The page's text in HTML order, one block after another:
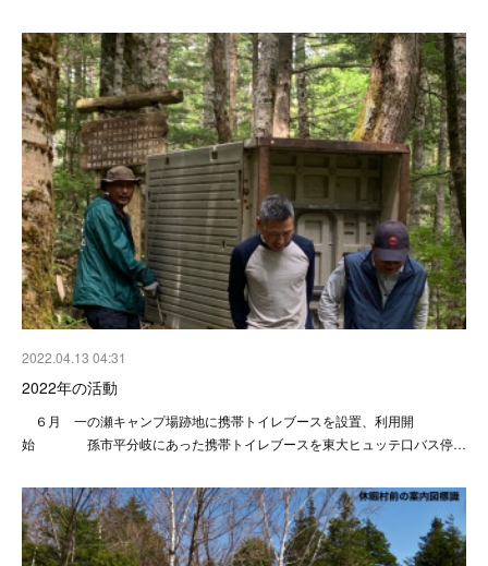
2022.04.13 04:31
2022年の活動
６月 一の瀬キャンプ場跡地に携帯トイレブースを設置、利用開
始 孫市平分岐にあった携帯トイレブースを東大ヒュッテ口バス停…